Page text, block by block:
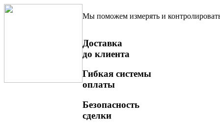
Мы поможем измерять и
Доставка
до клиента
Гибкая системы
оплаты
Безопасность
сделки